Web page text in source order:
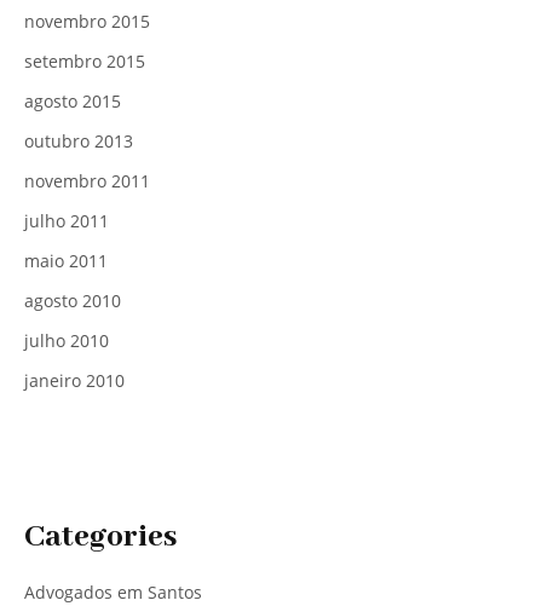
novembro 2015
setembro 2015
agosto 2015
outubro 2013
novembro 2011
julho 2011
maio 2011
agosto 2010
julho 2010
janeiro 2010
Categories
Advogados em Santos